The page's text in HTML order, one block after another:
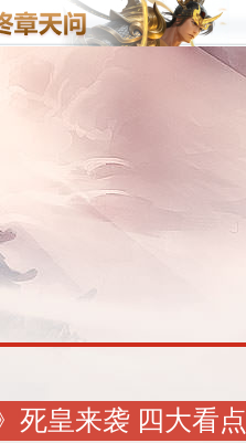
死皇来袭 四大看点
客户端游戏